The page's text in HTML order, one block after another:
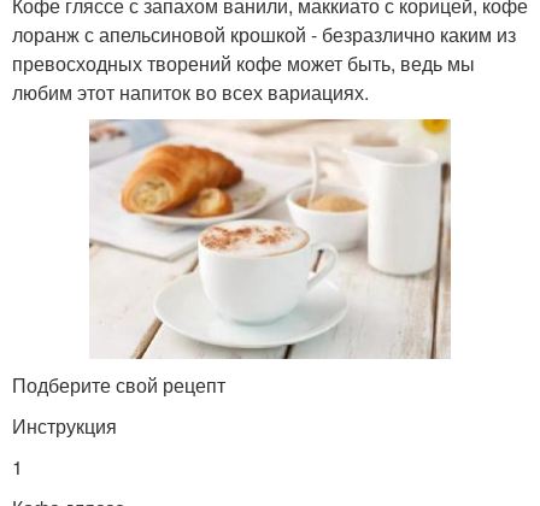
лоранж с апельсиновой крошкой - безразлично каким из
превосходных творений кофе может быть, ведь мы
любим этот напиток во всех вариациях.
Подберите свой рецепт
Инструкция
1